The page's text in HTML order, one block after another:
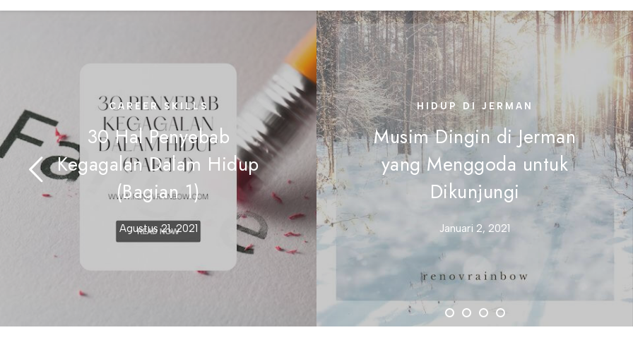
CAREER SKILLS
30 Hal Penyebab
Kegagalan Dalam Hidup
(Bagian 1)
Agustus 21, 2021
HIDUP DI JERMAN
Musim Dingin di Jerman
yang Menggoda untuk
Dikunjungi
Januari 2, 2021